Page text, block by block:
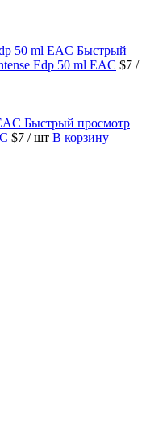
Быстрый
Edp 50 ml EAC $7 /
Быстрый просмотр
$7 / шт В корзину